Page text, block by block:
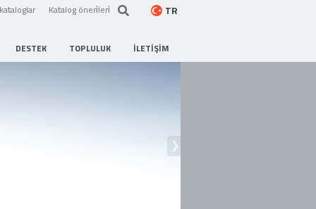
Katalog öneri̇leri̇ TR
DESTEK TOPLULUK İLETIŞIM